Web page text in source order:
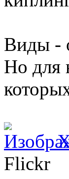
Виды -
Но для
Flickr